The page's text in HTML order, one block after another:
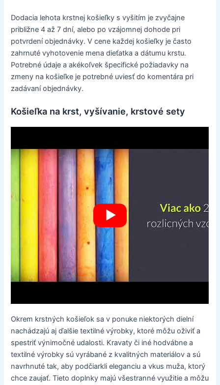
Dodacia lehota krstnej košieľky s vyšitím je zvyčajne
približne 4 až 7 dní, alebo po vzájomnej dohode pri
potvrdení objednávky. V cene každej košieľky je často
zahrnuté vyhotovenie mena dieťatka a dátumu krstu.
Potrebné údaje a akékoľvek špecifické požiadavky na
zmeny na košieľke je potrebné uviesť do komentára pri
zadávaní objednávky.
Košieľka na krst, vyšívanie, krstové sety
Okrem krstných košieľok sa v ponuke niektorých dielní
nachádzajú aj ďalšie textilné výrobky, ktoré môžu oživiť a
spestriť výnimočné udalosti. Kravaty či iné hodvábne a
textilné výrobky sú vyrábané z kvalitných materiálov a sú
navrhnuté tak, aby podčiarkli eleganciu a vkus muža, ktorý
chce zaujať. Tieto doplnky majú všestranné využitie a môžu